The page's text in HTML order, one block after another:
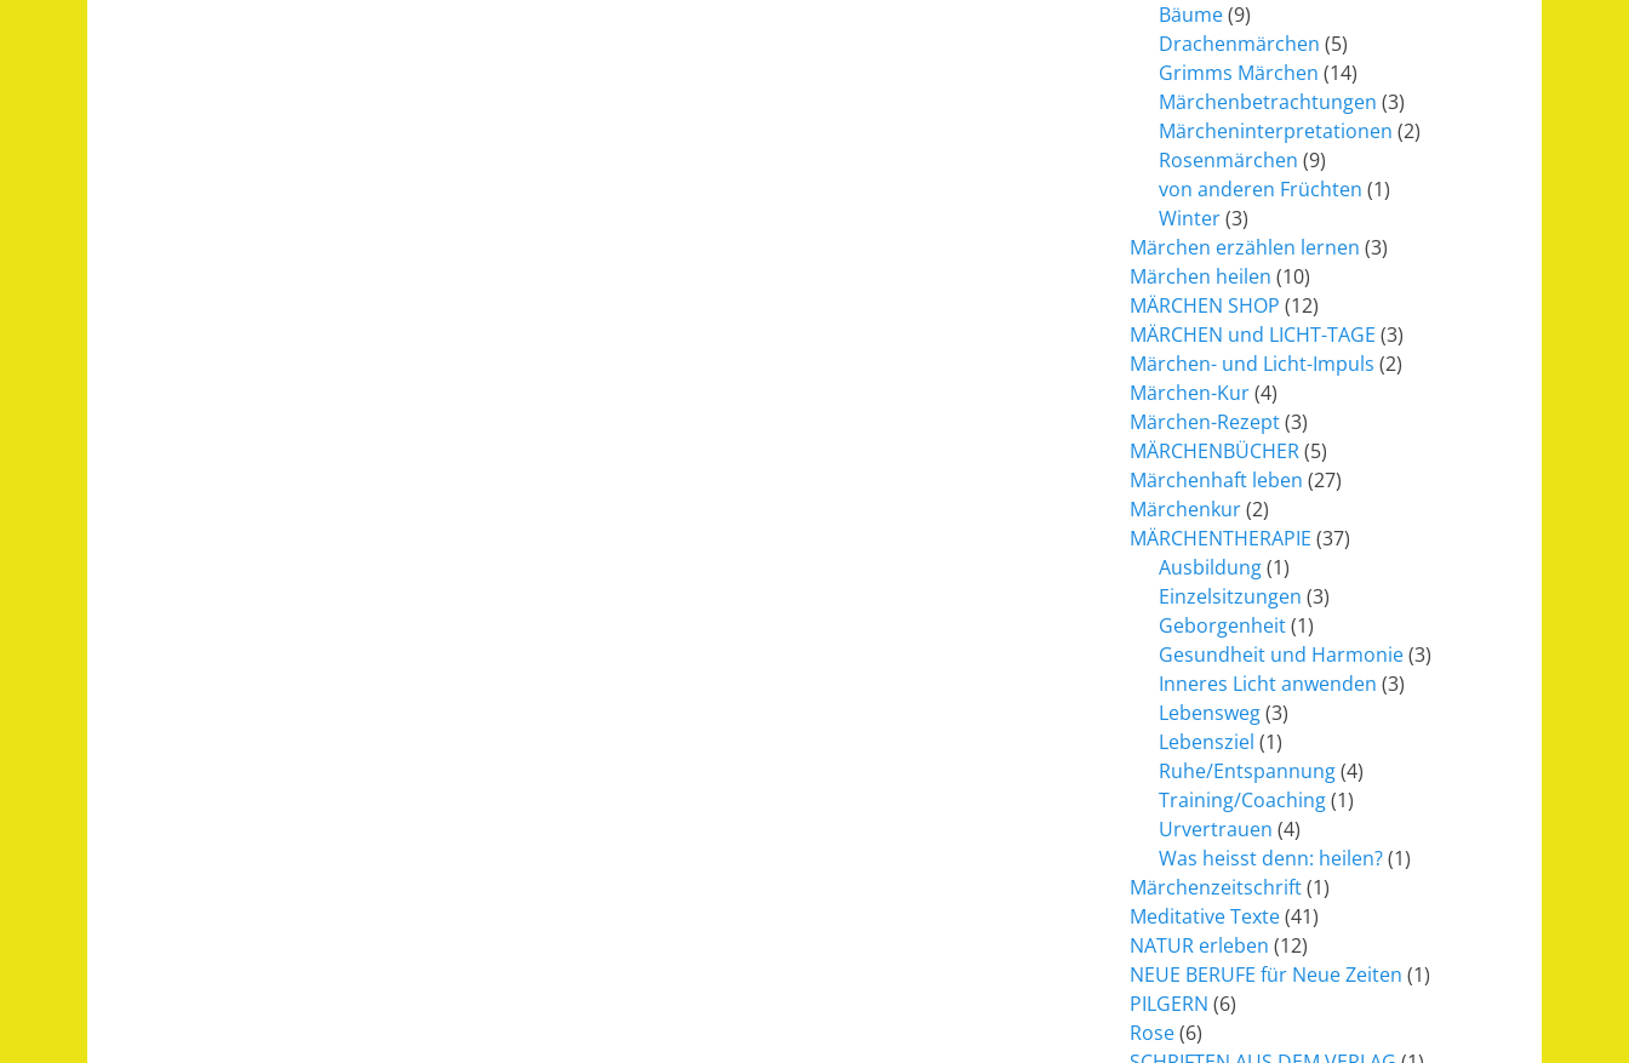
Bäume(9)
Drachenmärchen (5)
Grimms Märchen (14)
Märchenbetrachtungen (3)
Märcheninterpretationen (2)
Rosenmärchen (9)
von anderen Früchten (1)
Winter(3)
Märchen erzählen lernen (3)
Märchen heilen (10)
MÄRCHEN SHOP (12)
MÄRCHEN und LICHT-TAGE (3)
Märchen- und Licht-Impuls (2)
Märchen-Kur(4)
Märchen-Rezept(3)
MÄRCHENBÜCHER(5)
Märchenhaft leben (27)
Märchenkur(2)
MÄRCHENTHERAPIE (37)
Ausbildung(1)
Einzelsitzungen (3)
Geborgenheit(1)
Gesundheit und Harmonie(3)
Inneres Licht anwenden (3)
Lebensweg(3)
Lebensziel (1)
Ruhe/Entspannung(4)
Training/Coaching(1)
Urvertrauen (4)
Was heisst denn: heilen?(1)
Märchenzeitschrift(1)
Meditative Texte(41)
NATUR erleben (12)
NEUE BERUFE für Neue Zeiten (1)
PILGERN (6)
Rose(6)